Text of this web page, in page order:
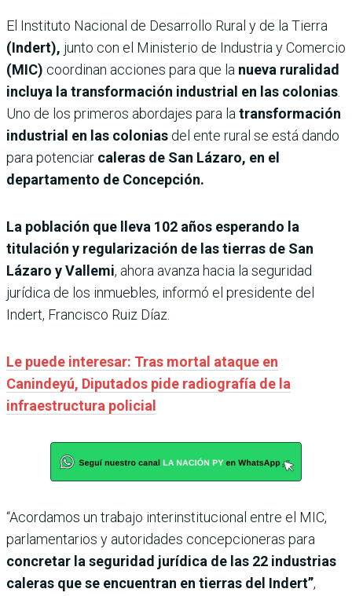
El Instituto Nacional de Desarrollo Rural y de la Tierra
(Indert), junto con el Ministerio de Industria y Comercio
(MIC) coordinan acciones para que la nueva ruralidad
incluya la transformación industrial en las colonias
Uno de los primeros abordajes para la transformación
industrial en las colonias del ente rural se está dando
para potenciar caleras de San Lázaro, en el
departamento de Concepción.
La población que lleva 102 años esperando la
titulación y regularización de las tierras de San
Lázaro y Vallemi, ahora avanza hacia la seguridad
jurídica de los inmuebles, informó el presidente del
Indert, Francisco Ruiz Díaz.
Le puede interesar: Tras mortal ataque en
Canindeyú, Diputados pide radiografía de la
infraestructura policial
“Acordamos un trabajo interinstitucional entre el MIC,
parlamentarios y autoridades concepcioneras para
concretar la seguridad jurídica de las 22 industrias
caleras que se encuentran en tierras del Indert”,